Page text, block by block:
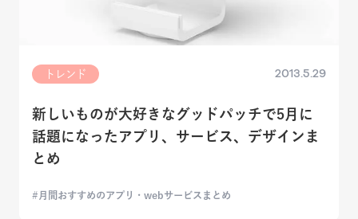
トレンド 2013.5.29
新しいものが大好きなグッドパッチで5月に
話題になったアプリ、サービス、デザインま
とめ
月間おすすめのアプリ・webサービスまとめ